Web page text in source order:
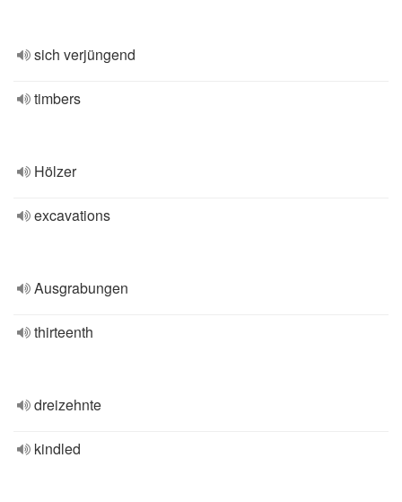
sich verjüngend
timbers
Hölzer
excavations
Ausgrabungen
thirteenth
dreizehnte
kindled